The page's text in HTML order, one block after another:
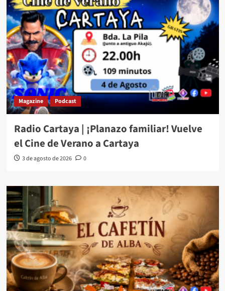
Magazine Podcast
Radio Cartaya | ¡Planazo familiar! Vuelve
el Cine de Verano a Cartaya
3 de agosto de 2026 0